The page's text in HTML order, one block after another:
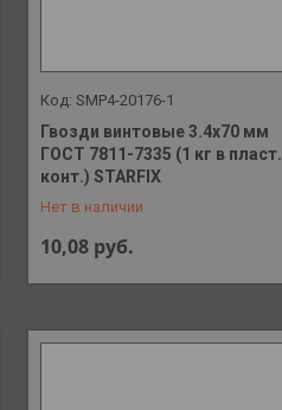
SMP4-20176-1
Гвозди винтовые 3.4х70 мм
ГОСТ 7811-7335 (1 кг в пласт.
конт.) STARFIX
Нет в наличии
10,08 руб.
+375 (29) 648-41-90